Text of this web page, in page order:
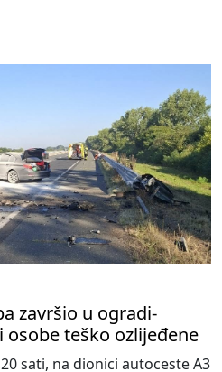
završio u ogradi-
teško ozlijeđene
sati, na dionici autoceste A3